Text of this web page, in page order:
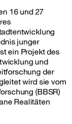
16 und 27
junger
ein Projekt des
und
der
wird sie vom
(BBSR)
Realitäten